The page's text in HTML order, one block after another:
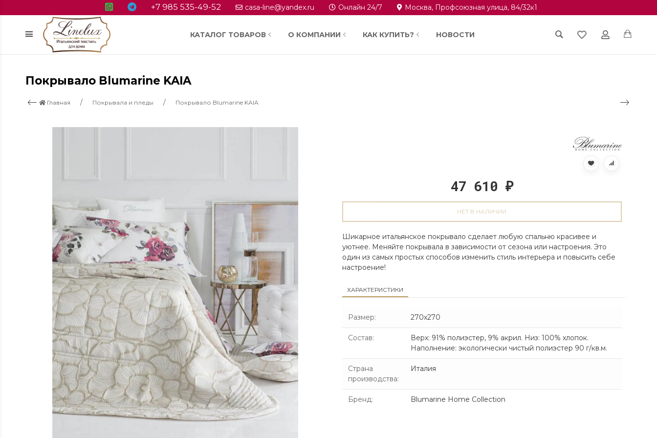
+7 985 535-49-52 casa-line@yandex.ru Онлайн 24/7 Москва, Профсоюзная улица, 84/32к1
КАТАЛОГ ТОВАРОВ О КОМПАНИИ КАК КУПИТЬ? НОВОСТИ
Покрывало Blumarine KAIA
Главная Покрывала и пледы Покрывало Blumarine KAIA
47 610₽
НЕТ В НАЛИЧИИ
Шикарное итальянское покрывало cделает любую спальню красивее и
уютнее. Меняйте покрывала в зависимости от сезона или настроения. Это
один из самых простых способов изменить стиль интерьера и повысить себе
настроение!
ХАРАКТЕРИСТИКИ
Размер: 270х270
Состав:
Верх: 91% полиэстер, 9% акрил. Низ: 100% хлопок.
Наполнение: экологически чистый полиэстер 90 г/кв.м.
Страна
производства:
Италия
Бренд: Blumarine Home Collection